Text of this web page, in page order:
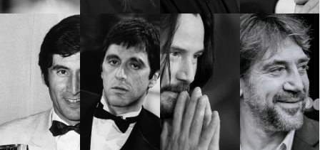
Подкасти
Dialogue
Изкуство
Красота
Цветно
Пътувай
Wellness
ползване
За нас
Реклама
Политика за
поверителност
ModerenDom